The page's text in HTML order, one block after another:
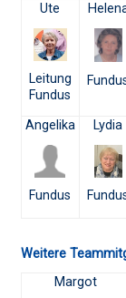
Ute
Leitung
Fundus
Angelika
Fundus
Lydia
Weitere
Margot